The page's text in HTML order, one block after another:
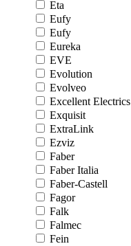
Eta
Eufy
Eufy
Eureka
EVE
Evolution
Evolveo
Excellent Electrics
Exquisit
ExtraLink
Ezviz
Faber
Faber Italia
Faber-Castell
Fagor
Falk
Falmec
Fein